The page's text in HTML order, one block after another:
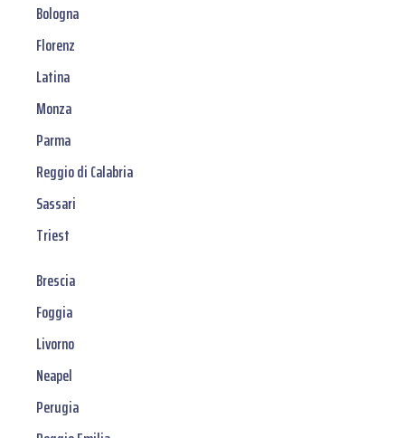
Bologna
Florenz
Latina
Monza
Parma
Reggio di Calabria
Sassari
Triest
Brescia
Foggia
Livorno
Neapel
Perugia